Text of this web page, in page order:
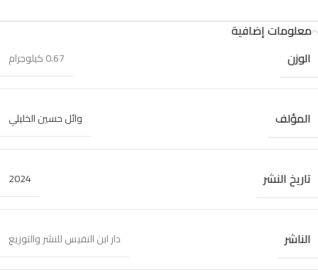
معلومات إضافية
الوزن
0.67 كيلوجرام
المؤلف وائل حسين الخليلي
تاريخ النشر 2024
الناشر دار ابن النفيس للنشر والتوزيع